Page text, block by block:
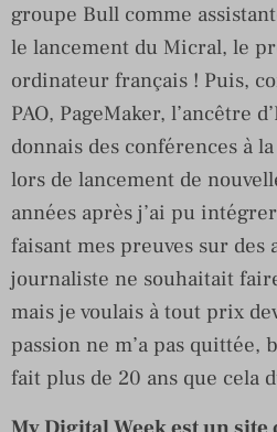
groupe Bull comme
le lancement du Micral, le
ordinateur français ! Puis,
PAO, PageMaker, l’ancêtre
donnais des conférences à
lors de lancement de
années après j’ai pu
faisant mes preuves sur des
journaliste ne souhaitait
mais je voulais à tout prix
passion ne m’a pas quittée,
fait plus de 20 ans que cela